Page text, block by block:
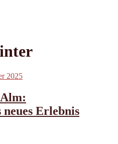
2025
neues Erlebnis